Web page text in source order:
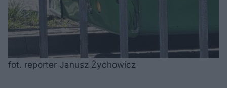
fot. reporter Janusz Żychowicz